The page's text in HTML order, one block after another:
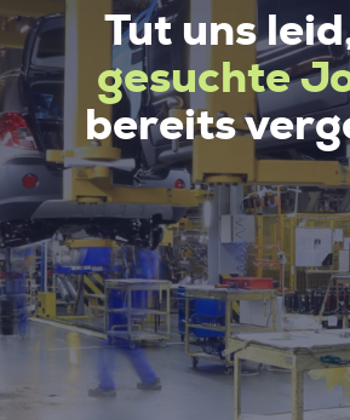
Tut uns
gesuchte
bereits